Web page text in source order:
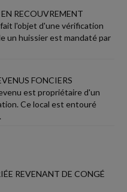
RECOUVREMENT
l'objet d'une vérification
un huissier est mandaté par
FONCIERS
est propriétaire d'un
Ce local est entouré
REVENANT DE CONGÉ